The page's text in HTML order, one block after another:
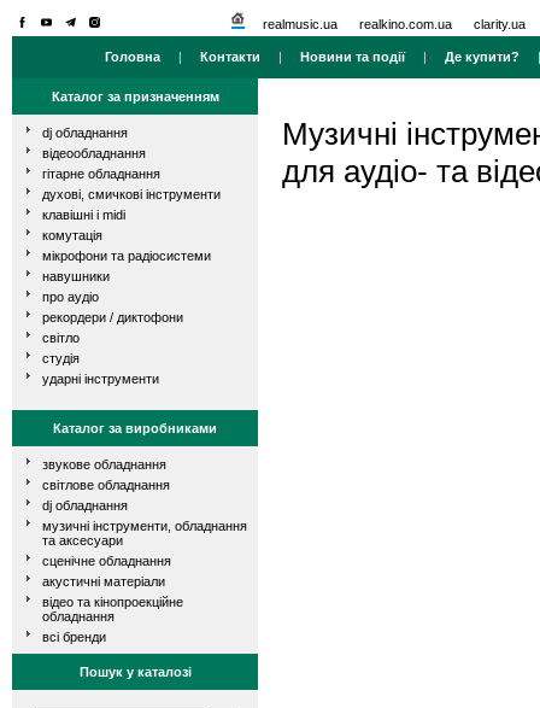
realmusic.ua realkino.com.ua clarity.ua
Головна | Контакти | Новини та події| Де купити?
Каталог за призначенням
dj обладнання
відеообладнання
гітарне обладнання
духові, смичкові інструменти
клавішні і midi
комутація
мікрофони та радіосистеми
навушники
про аудіо
рекордери / диктофони
світло
студія
ударні інструменти
Каталог за виробниками
звукове обладнання
світлове обладнання
dj обладнання
музичні інструменти, обладнання
та аксесуари
сценічне обладнання
акустичні матеріали
відео та кінопроекційне
обладнання
всі бренди
Пошук у каталозі
Музичні
для аудіо- та